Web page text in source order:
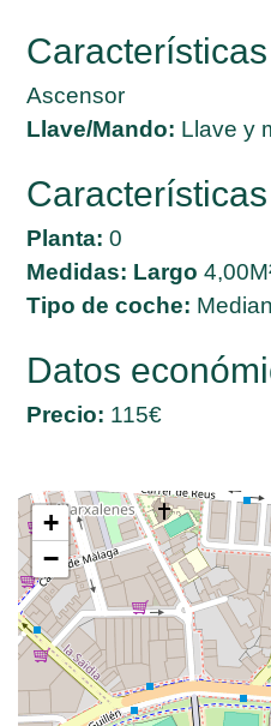
Ascensor
Llave/Mando: Llave y
Planta: 0
Medidas: Largo
Tipo de coche:
Datos
Precio: 115€
+
−